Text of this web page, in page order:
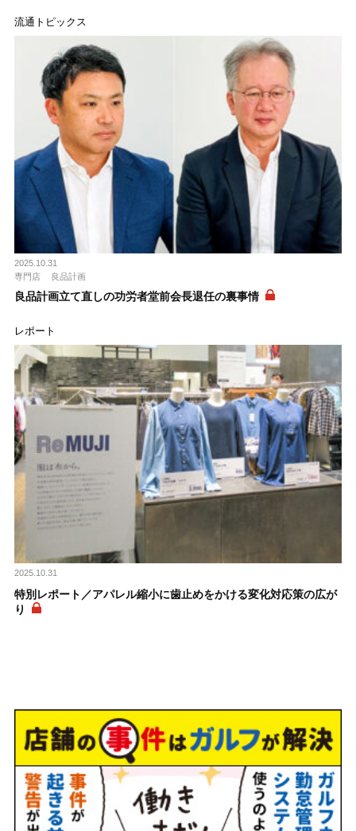
流通トピックス
2025.10.31
専門店
良品計画
良品計画立て直しの功労者堂前会長退任の裏事情
レポート
2025.10.31
特別レポート／アパレル縮小に歯止めをかける変化対応策の広が
り